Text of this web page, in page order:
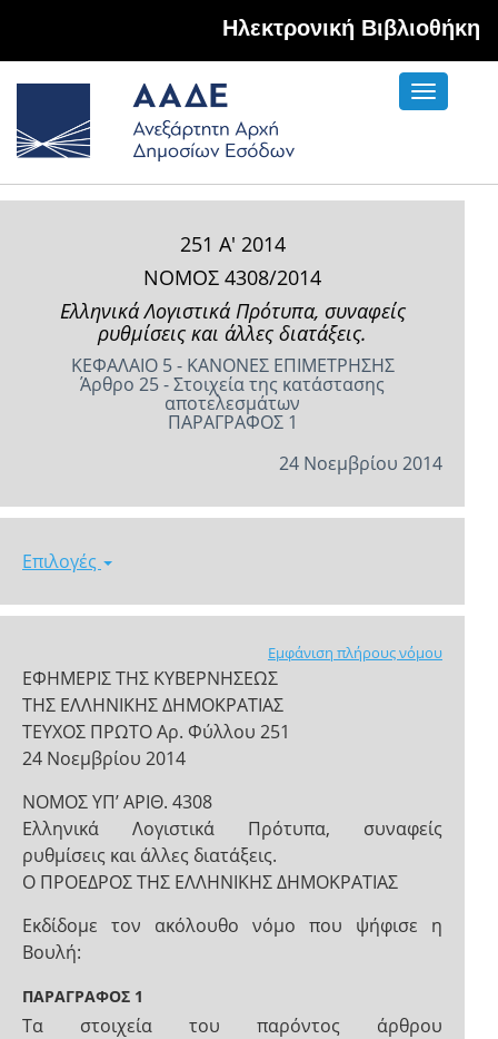
Hλεκτρονική Βιβλιοθήκη
Toggle
251 Α' 2014
ΝΟΜΟΣ 4308/2014
Eλληνικά Λογιστικά Πρότυπα, συναφείς
ρυθμίσεις και άλλες διατάξεις.
ΚΕΦΑΛΑΙΟ 5 - ΚΑΝΟΝΕΣ ΕΠΙΜΕΤΡΗΣΗΣ
Άρθρο 25 - Στοιχεία της κατάστασης
αποτελεσμάτων
ΠΑΡΑΓΡΑΦΟΣ 1
24 Νοεμβρίου 2014
Επιλογές
Εμφάνιση πλήρους νόμου
ΕΦΗΜΕΡΙΣ ΤΗΣ ΚΥΒΕΡΝΗΣΕΩΣ
ΤΗΣ ΕΛΛΗΝΙΚΗΣ ΔΗΜΟΚΡΑΤΙΑΣ
ΤΕΥΧΟΣ ΠΡΩΤΟ Αρ. Φύλλου 251
24 Νοεμβρίου 2014
NOMOΣ ΥΠ’ ΑΡΙΘ. 4308
Eλληνικά Λογιστικά Πρότυπα, συναφείς
ρυθμίσεις και άλλες διατάξεις.
Ο ΠΡΟΕΔΡΟΣ ΤΗΣ ΕΛΛΗΝΙΚΗΣ ΔΗΜΟΚΡΑΤΙΑΣ
Εκδίδομε τον ακόλουθο νόμο που ψήφισε η
Βουλή:
ΠΑΡΑΓΡΑΦΟΣ 1
Τα στοιχεία του παρόντος άρθρου